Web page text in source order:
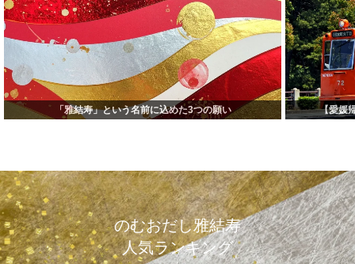
「雅結寿」という名前に込めた3つの願い 【愛媛
のむおだし雅結寿
人気ランキング